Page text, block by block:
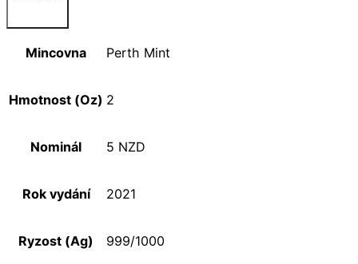
Mincovna Perth Mint
Hmotnost (Oz) 2
Nominál 5 NZD
Rok vydání 2021
Ryzost (Ag) 999/1000